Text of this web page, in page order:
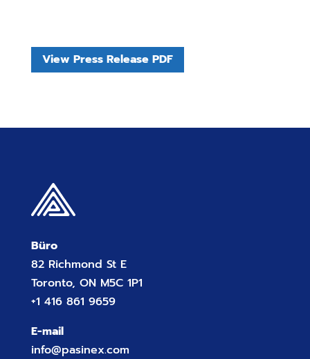
View Press Release PDF
Büro
82 Richmond St E
Toronto, ON M5C 1P1
+1 416 861 9659
E-mail
info@pasinex.com